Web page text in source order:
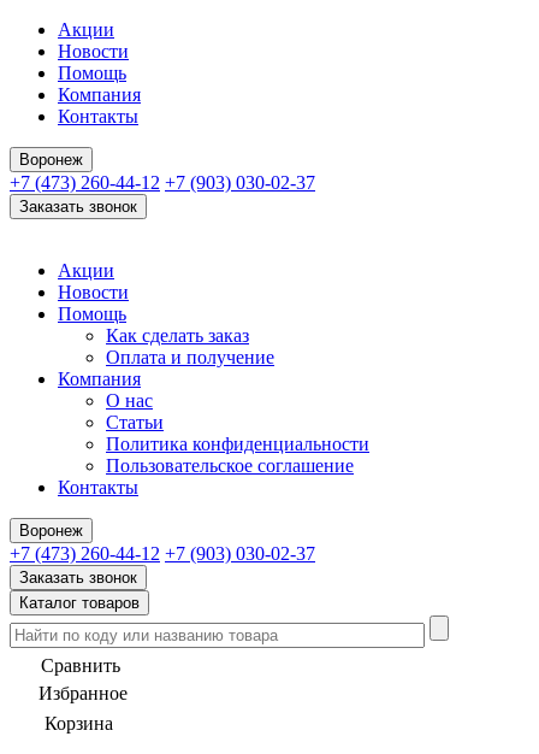
Акции
Новости
Помощь
Компания
Контакты
Воронеж
+7 (473) 260-44-12 +7 (903) 030-02-37
Заказать звонок
Акции
Новости
Помощь
Как сделать заказ
Оплата и получение
Компания
О нас
Статьи
Политика конфиденциальности
Пользовательское соглашение
Контакты
Воронеж
+7 (473) 260-44-12 +7 (903) 030-02-37
Заказать звонок
Каталог товаров
Сравнить
Избранное
Корзина